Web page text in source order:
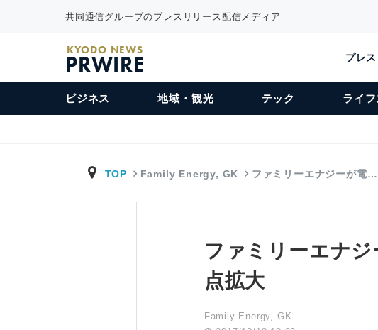
共同通信グループのプレスリリース配信メディア
KYODO NEWS
PRWIRE プレ
ビジネス 地域・観光 テック ライ
TOP Family Energy, GK ファミリーエナジーが電…
ファミリーエナ
点拡大
Family Energy, GK